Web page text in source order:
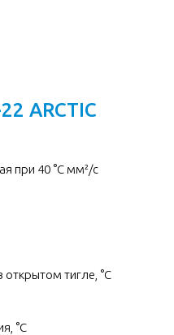
ARCTIC
при 40 °C мм²/с
тигле, °C
°C